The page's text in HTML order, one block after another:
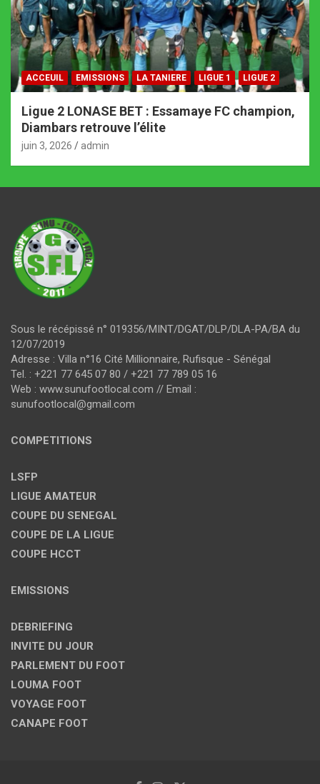
ACCEUIL EMISSIONS LA TANIERE LIGUE 1 LIGUE 2
Ligue 2 LONASE BET : Essamaye FC champion,
Diambars retrouve l’élite
juin 3, 2026 admin
Sous le récépissé n° 019356/MINT/DGAT/DLP/DLA-PA/BA du
12/07/2019
Adresse : Villa n°16 Cité Millionnaire, Rufisque - Sénégal
Tel. : +221 77 645 07 80 / +221 77 789 05 16
Web : www.sunufootlocal.com // Email :
sunufootlocal@gmail.com
COMPETITIONS
LSFP
LIGUE AMATEUR
COUPE DU SENEGAL
COUPE DE LA LIGUE
COUPE HCCT
EMISSIONS
DEBRIEFING
INVITE DU JOUR
PARLEMENT DU FOOT
LOUMA FOOT
VOYAGE FOOT
CANAPE FOOT